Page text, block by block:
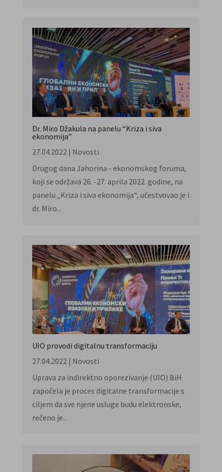
Dr. Miro Džakula na panelu “Kriza i siva
ekonomija”
27.04.2022 | Novosti
Drugog dana Jahorina - ekonomskog foruma,
koji se održava 26. -27. aprila 2022. godine, na
panelu „Kriza i siva ekonomija“, učestvovao je i
dr. Miro...
UIO provodi digitalnu transformaciju
27.04.2022 | Novosti
Uprava za indirektno oporezivanje (UIO) BiH
započela je proces digitalne transformacije s
ciljem da sve njene usluge budu elektronske,
rečeno je...